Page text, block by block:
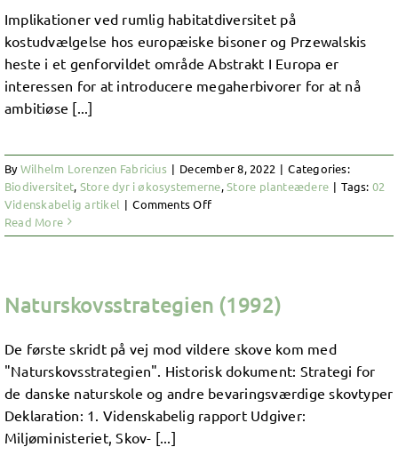
Implikationer ved rumlig habitatdiversitet på
kostudvælgelse hos europæiske bisoner og Przewalskis
heste i et genforvildet område Abstrakt I Europa er
interessen for at introducere megaherbivorer for at nå
ambitiøse [...]
ByWilhelm Lorenzen Fabricius | December 8, 2022 | Categories:
Biodiversitet, Store dyr i økosystemerne,Store planteædere | Tags: 02
Videnskabelig artikel | Comments Offon
of
on
Selection
of
European
Bison
and
Read More
Naturskovsstrategien (1992)
De første skridt på vej mod vildere skove kom med
"Naturskovsstrategien". Historisk dokument: Strategi for
de danske naturskole og andre bevaringsværdige skovtyper
Deklaration: 1. Videnskabelig rapport Udgiver:
Miljøministeriet, Skov- [...]